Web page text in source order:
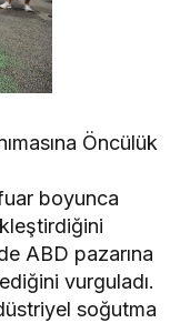
Öncülük
boyunca
ABD pazarına
vurguladı.
soğutma